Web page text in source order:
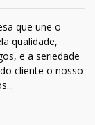
que une o
qualidade,
e a seriedade
cliente o nosso